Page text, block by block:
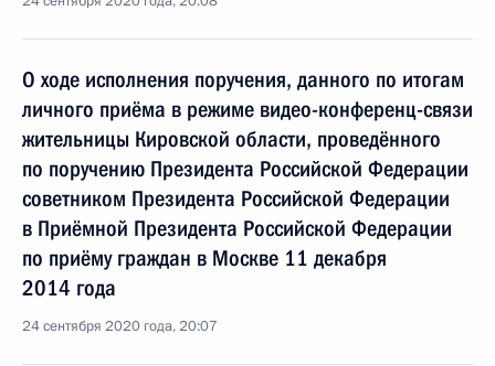
О ходе исполнения поручения, данного по итогам
личного приёма в режиме видео-конференц-связи
жительницы Кировской области, проведённого
по поручению Президента Российской Федерации
советником Президента Российской Федерации
в Приёмной Президента Российской Федерации
по приёму граждан в Москве 11 декабря
2014 года
24 сентября 2020 года, 20:07